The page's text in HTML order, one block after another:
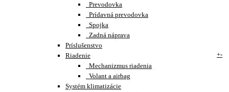
Prevodovka
Prídavná prevodovka
Spojka
Zadná náprava
Príslušenstvo
Riadenie
+-
Mechanizmus riadenia
Volant a airbag
Systém klimatizácie